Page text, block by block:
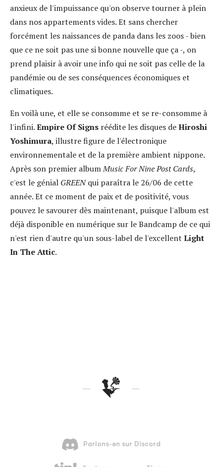
anxieux de l'impuissance qu'on observe tourner à plein
dans nos appartements vides. Et sans chercher
forcément les naissances de panda dans les zoos - bien
que ce ne soit pas une si bonne nouvelle que ça -, on
prend plaisir à avoir une info qui ne soit pas celle de la
pandémie ou de ses conséquences économiques et
climatiques.
En voilà une, et elle se consomme et se re-consomme à
l'infini.Empire Of Signs réédite les disques deHiroshi
Yoshimura, illustre figure de l'électronique
environnementale et de la première ambient nippone.
Après son premier albumMusic For Nine Post Cards,
c'est le génial GREENqui paraîtra le 26/06 de cette
année. Et ce moment de paix et de positivité, vous
pouvez le savourer dès maintenant, puisque l'album est
déjà disponible en numérique sur le Bandcamp de ce qui
n'est rien d'autre qu'un sous-label de l'excellent Light
In The Attic.